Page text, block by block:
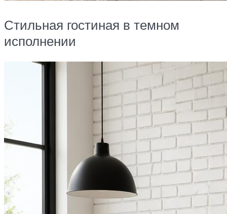
Стильная гостиная в темном
исполнении